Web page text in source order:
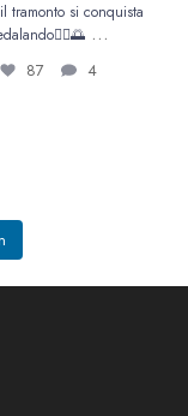
tramonto si conquista
...
87 4